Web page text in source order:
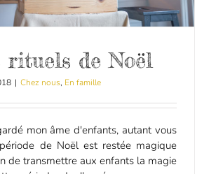
rituels de Noël
| Chez nous, En famille
mon âme d'enfants, autant vous
de Noël est restée magique
de transmettre aux enfants la magie